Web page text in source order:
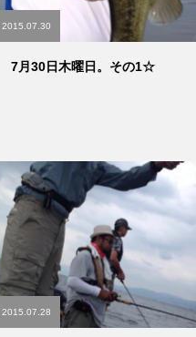
2015.07.30
7月30日木曜日。その1☆
2015.07.28